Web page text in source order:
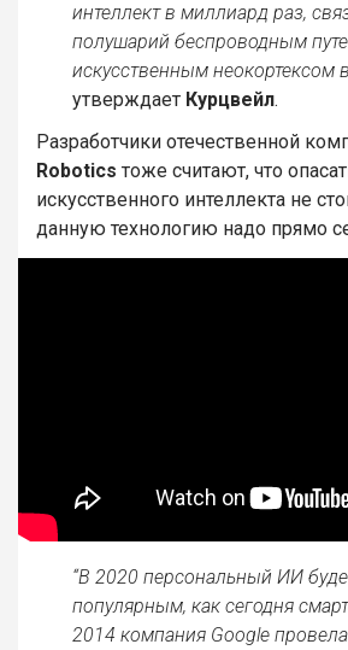
интеллект в миллиард раз,
полушарий беспроводным
искусственным неокортексом
утверждает Курцвейл.
Разработчики отечественной
Robotics тоже считают, что
искусственного интеллекта не
данную технологию надо прямо
“В 2020 персональный ИИ
популярным, как сегодня
2014 компания Google